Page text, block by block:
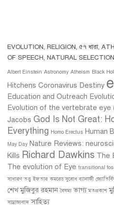
EVOLUTION, RELIGION, ৫৭ ধারা,
OF SPEECH, NATURAL SELECTION,
Albert Einstein Astronomy Atheism Black
Hitchens Coronavirus Destiny
Education and Outreach
Evolution of the vertebrate eye
Jacobs God Is Not Great:
Everything Homo Erectus Human
May Day Nature Reviews:
Kills Richard Dawkins The
The evolution of Eye transitional
সাধারণ তত্ত্ব ইফতার কমরেড সুবোধ ব্যানার্জী
শেখ মুজিবুর রহমান বৈষম্য ভাগ্য মতপ্রকাশ
সাম্রাজ্যবাদ সাহিত্য